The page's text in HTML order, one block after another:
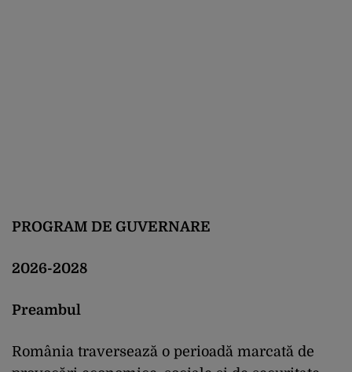
PROGRAM DE GUVERNARE
2026-2028
Preambul
România traversează o perioadă marcată de